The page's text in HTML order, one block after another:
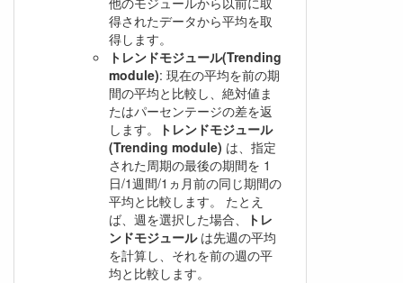
得されたデータから平均を取
得します。
トレンドモジュール(Trending
module): 現在の平均を前の期
間の平均と比較し、絶対値ま
たはパーセンテージの差を返
します。
トレンドモジュール
(Trending module) は、指定
された周期の最後の期間を 1
日/1週間/1ヵ月前の同じ期間の
平均と比較します。 たとえ
ば、週を選択した場合、
トレ
ンドモジュールは先週の平均
を計算し、それを前の週の平
均と比較します。